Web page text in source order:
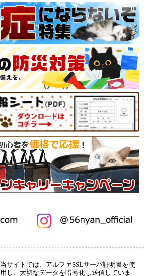
当サイトでは、アルファSSLサーバ証明書を使
用し、大切なデータを暗号化し送信していま